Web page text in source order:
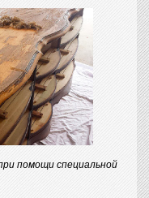
помощи специальной